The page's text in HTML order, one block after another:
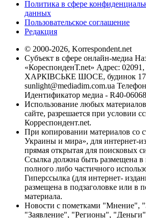
Политика в сфере
данных
Пользовательское соглашение
Редакция
© 2000-2026, Korrespondent.net
Субъект в сфере онлайн-медиа
«КореспонденТ.net» Адрес: 02091,
ХАРКІВСЬКЕ ШОСЕ, будинок
sunlight@mediadim.com.ua
Идентификатор медиа - R40-06068
Использование любых
сайте, разрешается при условии
Корреспондент.net.
При копировании материалов со
Украины и мира», для интернет-
прямая открытая для поисковых
Ссылка должна быть размещена в
полного либо частичного
Гиперссылка (для интернет-
размещена в подзаголовке или в
материала.
Новости с пометками "Мнение",
"Заявление", "Регионы",